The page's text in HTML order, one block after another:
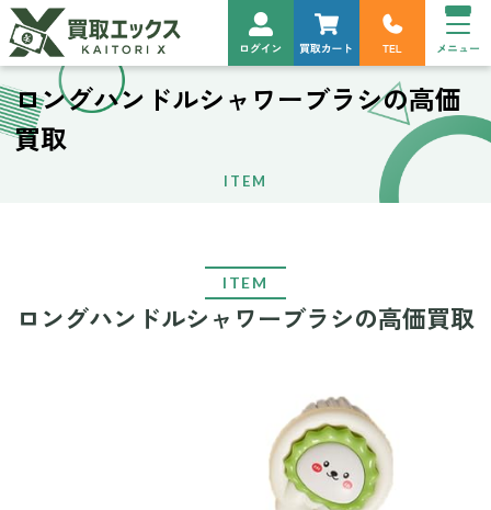
ロングハンドルシャワーブラシの高価
買取
ITEM
ITEM
ロングハンドルシャワーブラシの高価買取